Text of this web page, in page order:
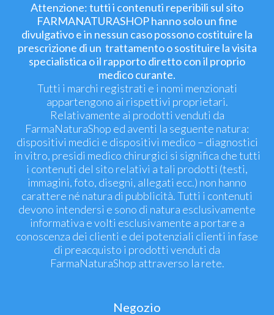
Attenzione: tutti i contenuti reperibili sul sito
FARMANATURASHOP hanno solo un fine
divulgativo e in nessun caso possono costituire la
prescrizione di un trattamento o sostituire la visita
specialistica o il rapporto diretto con il proprio
medico curante.
Tutti i marchi registrati e i nomi menzionati
appartengono ai rispettivi proprietari.
Relativamente ai prodotti venduti da
FarmaNaturaShop ed aventi la seguente natura:
dispositivi medici e dispositivi medico – diagnostici
in vitro, presidi medico chirurgici si significa che tutti
i contenuti del sito relativi a tali prodotti (testi,
immagini, foto, disegni, allegati ecc.) non hanno
carattere né natura di pubblicità. Tutti i contenuti
devono intendersi e sono di natura esclusivamente
informativa e volti esclusivamente a portare a
conoscenza dei clienti e dei potenziali clienti in fase
di preacquisto i prodotti venduti da
FarmaNaturaShop attraverso la rete.
Negozio